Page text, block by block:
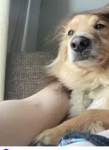
Lola e Makkia Cane Corso